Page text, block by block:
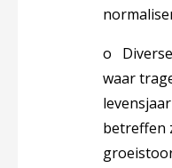
o
waar
betreffen